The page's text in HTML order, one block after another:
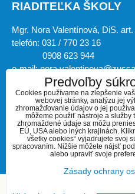
RIADITEĽKA ŠKOLY
Mgr. Nora Valentínová, DiS. art.
telefón: 031 / 770 23 16
0908 623 944
e-mail:
ZÁSTUPKYŇA
Mgr. art. Miroslava Košíková,
telefón: 031 / 770 23 16
0908 623 944
e-mail:
Zásady
Predvoľby
Cookies používame na zlepšenie
webovej stránky, analýzu jej
zhromažďovanie údajov o jej
môžeme použiť nástroje a služby
zhromaždené údaje sa môžu
EÚ, USA alebo iných krajinách.
všetky cookies“ vyjadrujete svoj
spracovaním. Nižšie môžete nájsť
alebo upraviť svoje
Zásady ochrany